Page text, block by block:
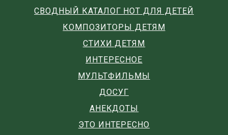
СВОДНЫЙ КАТАЛОГ НОТ ДЛЯ ДЕТЕЙ
КОМПОЗИТОРЫ ДЕТЯМ
СТИХИ ДЕТЯМ
ИНТЕРЕСНОЕ
МУЛЬТФИЛЬМЫ
ДОСУГ
АНЕКДОТЫ
ЭТО ИНТЕРЕСНО